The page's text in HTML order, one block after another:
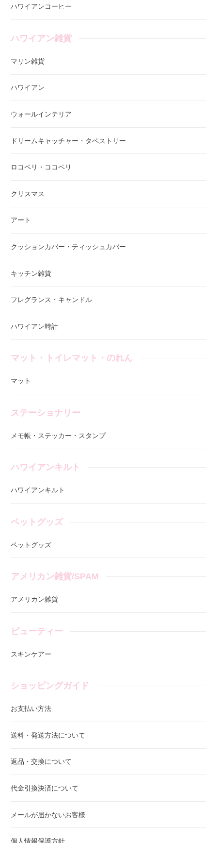
ハワイアンコーヒー
ハワイアン雑貨
マリン雑貨
ハワイアン
ウォールインテリア
ドリームキャッチャー・タペストリー
ロコペリ・ココペリ
クリスマス
アート
クッションカバー・ティッシュカバー
キッチン雑貨
フレグランス・キャンドル
ハワイアン時計
マット・トイレマット・のれん
マット
ステーショナリー
メモ帳・ステッカー・スタンプ
ハワイアンキルト
ハワイアンキルト
ペットグッズ
ペットグッズ
アメリカン雑貨/SPAM
アメリカン雑貨
ビューティー
スキンケアー
ショッピングガイド
お支払い方法
送料・発送方法について
返品・交換について
代金引換決済について
メールが届かないお客様
個人情報保護方針